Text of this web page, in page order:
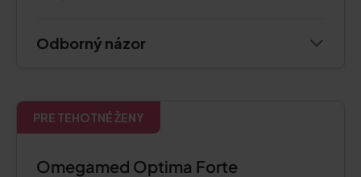
Odborný názor
PRE TEHOTNÉ ŽENY
Omegamed Optima Forte